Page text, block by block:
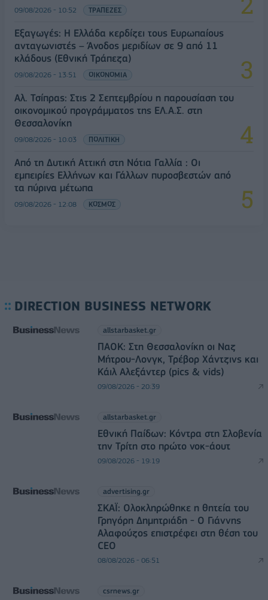
09/08/2026 - 10:52 ΤΡΑΠΕΖΕΣ
Εξαγωγές: Η Ελλάδα κερδίζει τους Ευρωπαίους
ανταγωνιστές – Άνοδος μεριδίων σε 9 από 11
κλάδους (Εθνική Τράπεζα)
09/08/2026 - 13:51 ΟΙΚΟΝΟΜΙΑ
Αλ. Τσίπρας: Στις 2 Σεπτεμβρίου η παρουσίαση του
οικονομικού προγράμματος της ΕΛ.Α.Σ. στη
Θεσσαλονίκη
09/08/2026 - 10:03 ΠΟΛΙΤΙΚΗ
Από τη Δυτική Αττική στη Νότια Γαλλία : Οι
εμπειρίες Ελλήνων και Γάλλων πυροσβεστών από
τα πύρινα μέτωπα
09/08/2026 - 12:08 ΚΟΣΜΟΣ
DIRECTION BUSINESS NETWORK
allstarbasket.gr
ΠΑΟΚ: Στη Θεσσαλονίκη οι Ναζ
Μήτρου-Λονγκ, Τρέβορ Χάντζινς και
Κάιλ Αλεξάντερ (pics & vids)
09/08/2026 - 20:39
allstarbasket.gr
Εθνική Παίδων: Κόντρα στη Σλοβενία
την Τρίτη στο πρώτο νοκ-άουτ
09/08/2026 - 19:19
advertising.gr
ΣΚΑΪ: Ολοκληρώθηκε η θητεία του
Γρηγόρη Δημητριάδη - Ο Γιάννης
Αλαφούζος επιστρέφει στη θέση του
CEO
08/08/2026 - 06:51
csrnews.gr